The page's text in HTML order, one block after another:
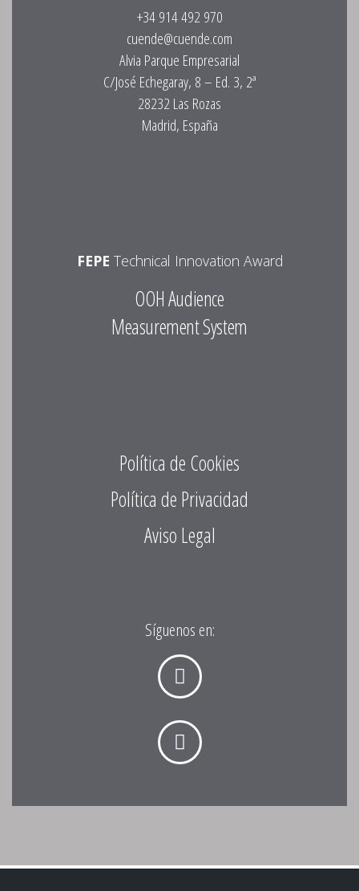
+34 914 492 970
cuende@cuende.com
Alvia Parque Empresarial
C/José Echegaray, 8 – Ed. 3, 2ª
28232 Las Rozas
Madrid, España
FEPE Technical Innovation Award
OOH Audience
Measurement System
Política de Cookies
Política de Privacidad
Aviso Legal
Síguenos en: